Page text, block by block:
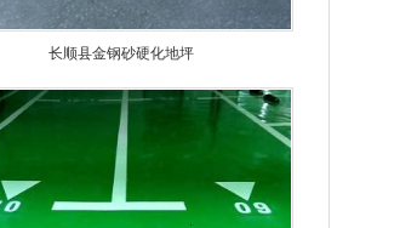
长顺县金钢砂硬化地坪